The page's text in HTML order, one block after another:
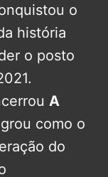
o
história
o posto
A
como o
do